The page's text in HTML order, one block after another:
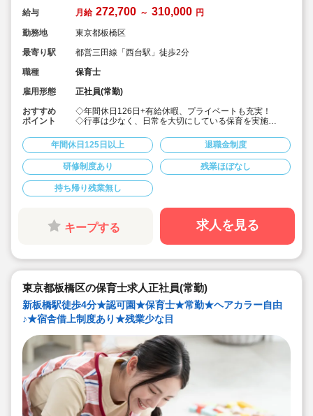
給与 月給 272,700 ～ 310,000 円
勤務地
東京都板橋区
最寄り駅
都営三田線「西台駅」徒歩2分
職種
保育士
雇用形態
正社員(常勤)
おすすめ
ポイント
◇年間休日126日+有給休暇、プライベートも充実！
◇行事は少なく、日常を大切にしている保育を実施
にしています。
◇産休・育休からの復帰（男性の育休実績あり）、時短
勤務実績多数で働きやすい職場です
◇ヘアカラーは自由。髪色の制限なし。
◇20代で経験少ない方もノビノビ働きやすい環境
◇書き物のICT化も進めており持ち帰り業務/残業ほぼな
し。
◇残業した場合の代は1分単位で支給されます
◇子どもが自分の意志や感情を尊重され、自分で選択し
ていくことをあたたかく見守り、子どもが主体の保育を
のような保育園
できる範囲で実施
◇在籍年数や保育経験に合わせた段階的な研修を年間総
計110回以上実施。研修も参加しやすい職場環境です
年間休日125日以上 退職金制度
研修制度あり 残業ほぼなし
持ち帰り残業無し
キープする 求人を見る
東京都板橋区の保育士求人正社員(常勤)
新板橋駅徒歩4分★認可園★保育士★常勤★ヘアカラー自由
♪★宿舎借上制度あり★残業少な目